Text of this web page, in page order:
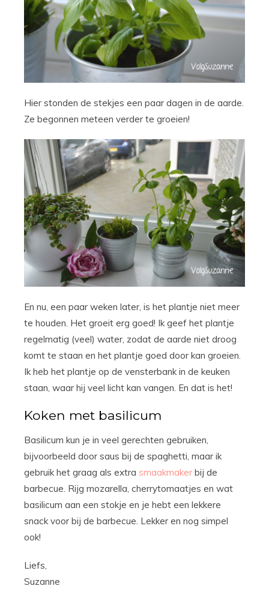
Hier stonden de stekjes een paar dagen in de aarde.
Ze begonnen meteen verder te groeien!
En nu, een paar weken later, is het plantje niet meer
te houden. Het groeit erg goed! Ik geef het plantje
regelmatig (veel) water, zodat de aarde niet droog
komt te staan en het plantje goed door kan groeien.
Ik heb het plantje op de vensterbank in de keuken
staan, waar hij veel licht kan vangen. En dat is het!
Koken met basilicum
Basilicum kun je in veel gerechten gebruiken,
bijvoorbeeld door saus bij de spaghetti, maar ik
gebruik het graag als extra smaakmaker bij de
barbecue. Rijg mozarella, cherrytomaatjes en wat
basilicum aan een stokje en je hebt een lekkere
snack voor bij de barbecue. Lekker en nog simpel
ook!
Liefs,
Suzanne